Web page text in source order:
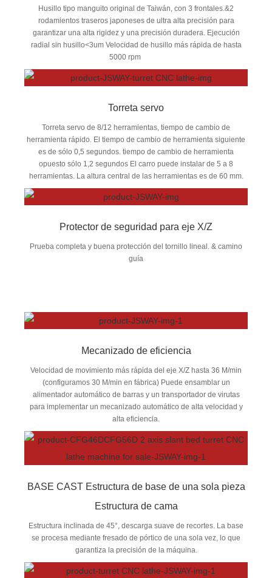
Husillo tipo manguito original de Taiwán, con 3 frontales.&2
rodamientos traseros japoneses de ultra alta precisión para
garantizar una alta rigidez y una precisión duradera. Ejecución
radial sin husillo<3um Velocidad de husillo más rápida de hasta
5000 rpm
Torreta servo
Torreta servo de 8/12 herramientas, tiempo de cambio de
herramienta rápido. El tiempo de cambio de herramienta siguiente
es de sólo 0,5 segundos. tiempo de cambio de herramienta
opuesto sólo 1,2 segundos El carro puede instalar de 5 a 8
herramientas. La altura central de las herramientas es de 60 mm.
Protector de seguridad para eje X/Z
Prueba completa y buena protección del tornillo lineal. & camino
guía
Mecanizado de eficiencia
Velocidad de movimiento más rápida del eje X/Z hasta 36 M/min
(configuramos 30 M/min en fábrica) Puede ensamblar un
alimentador automático de barras y un transportador de virutas
para implementar un mecanizado automático de alta velocidad y
alta eficiencia.
BASE CAST Estructura de base de una sola pieza
Estructura de cama
Estructura inclinada de 45°, descarga suave de recortes. La base
se procesa mediante fresado de pórtico de una sola vez, lo que
garantiza la precisión de la máquina.